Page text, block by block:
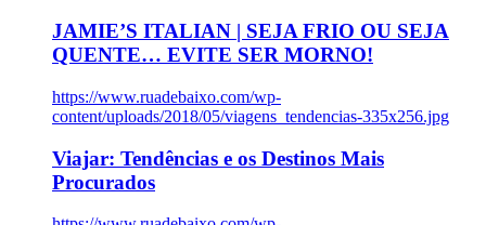
JAMIE’S ITALIAN | SEJA FRIO OU SEJA
QUENTE… EVITE SER MORNO!
https://www.ruadebaixo.com/wp-
content/uploads/2018/05/viagens_tendencias-335x256.jpg
Viajar: Tendências e os Destinos Mais
Procurados